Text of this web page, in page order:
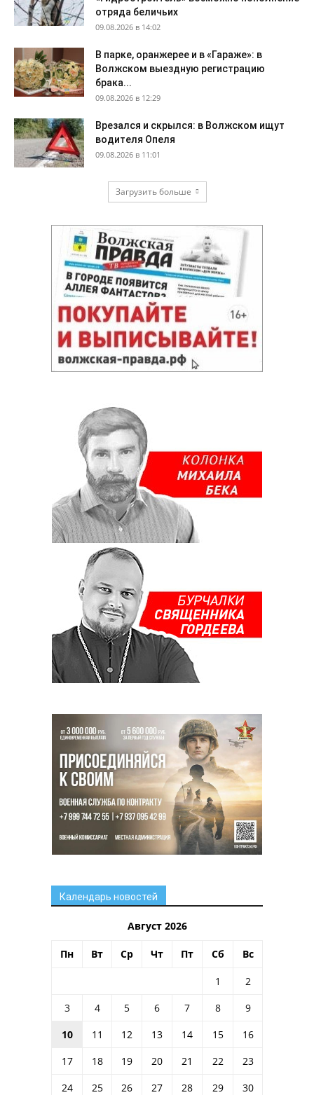
отряда беличьих
09.08.2026 в 14:02
В парке, оранжерее и в «Гараже»: в
Волжском выездную регистрацию
брака...
09.08.2026 в 12:29
Врезался и скрылся: в Волжском ищут
водителя Опеля
09.08.2026 в 11:01
Загрузить больше
Календарь новостей
Август 2026
Пн Вт Ср Чт Пт Сб Вс
1
2
3
4 5 6 7 8
9
10
11 12 13 14 15
16
17
18 19 20 21 22
23
24
25 26 27 28 29
30